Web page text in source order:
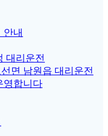
안내
대리운전
면 남원읍 대리운전
영합니다